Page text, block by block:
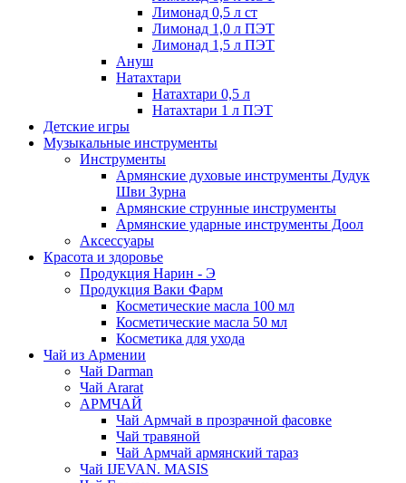
Лимонад 0,5 л ст
Лимонад 1,0 л ПЭТ
Лимонад 1,5 л ПЭТ
Ануш
Натахтари
Натахтари 0,5 л
Натахтари 1 л ПЭТ
Детские игры
Музыкальные инструменты
Инструменты
Армянские духовые инструменты Дудук
Шви Зурна
Армянские струнные инструменты
Армянские ударные инструменты Доол
Аксессуары
Красота и здоровье
Продукция Нарин - Э
Продукция Ваки Фарм
Косметические масла 100 мл
Косметические масла 50 мл
Косметика для ухода
Чай из Армении
Чай Darman
Чай Ararat
АРМЧАЙ
Чай Армчай в прозрачной фасовке
Чай травяной
Чай Армчай армянский тараз
Чай IJEVAN. MASIS